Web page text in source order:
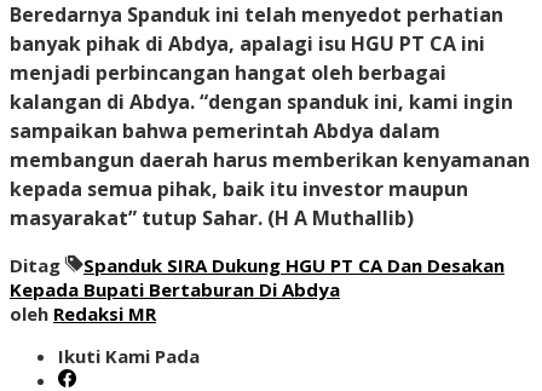
Beredarnya Spanduk ini telah menyedot perhatian
banyak pihak di Abdya, apalagi isu HGU PT CA ini
menjadi perbincangan hangat oleh berbagai
kalangan di Abdya. “dengan spanduk ini, kami ingin
sampaikan bahwa pemerintah Abdya dalam
membangun daerah harus memberikan kenyamanan
kepada semua pihak, baik itu investor maupun
masyarakat” tutup Sahar. (H A Muthallib)
Ditag
Spanduk SIRA Dukung HGU PT CA Dan Desakan
Kepada Bupati Bertaburan Di Abdya
oleh Redaksi MR
Ikuti Kami Pada